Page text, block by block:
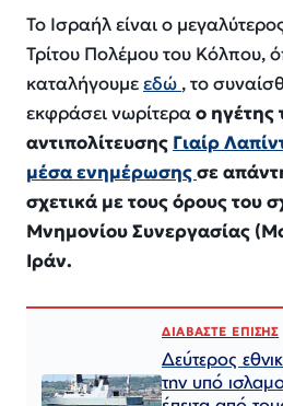
Το Ισραήλ είναι ο
Τρίτου Πολέμου του Κόλπου,
καταλήγουμεεδώ , το
εκφράσει νωρίτεραο ηγέτης
αντιπολίτευσης Γιαίρ
μέσα ενημέρωσηςσε
σχετικά με τους όρους του
Μνημονίου Συνεργασίας
Ιράν.
ΔΙΑΒΑΣΤΕ ΕΠΙΣΗΣ
Δεύτερος
την υπό